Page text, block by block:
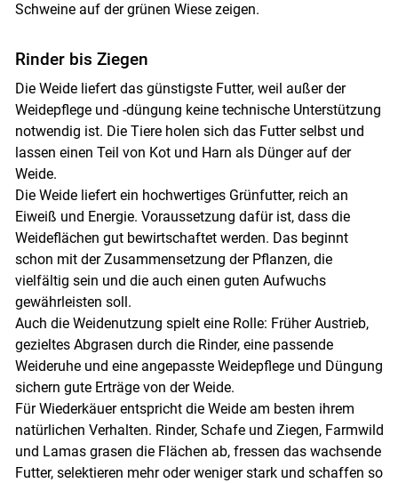
Schweine auf der grünen Wiese zeigen.
Rinder bis Ziegen
Die Weide liefert das günstigste Futter, weil außer der
Weidepflege und -düngung keine technische Unterstützung
notwendig ist. Die Tiere holen sich das Futter selbst und
lassen einen Teil von Kot und Harn als Dünger auf der
Weide.
Die Weide liefert ein hochwertiges Grünfutter, reich an
Eiweiß und Energie. Voraussetzung dafür ist, dass die
Weideflächen gut bewirtschaftet werden. Das beginnt
schon mit der Zusammensetzung der Pflanzen, die
vielfältig sein und die auch einen guten Aufwuchs
gewährleisten soll.
Auch die Weidenutzung spielt eine Rolle: Früher Austrieb,
gezieltes Abgrasen durch die Rinder, eine passende
Weideruhe und eine angepasste Weidepflege und Düngung
sichern gute Erträge von der Weide.
Für Wiederkäuer entspricht die Weide am besten ihrem
natürlichen Verhalten. Rinder, Schafe und Ziegen, Farmwild
und Lamas grasen die Flächen ab, fressen das wachsende
Futter, selektieren mehr oder weniger stark und schaffen so